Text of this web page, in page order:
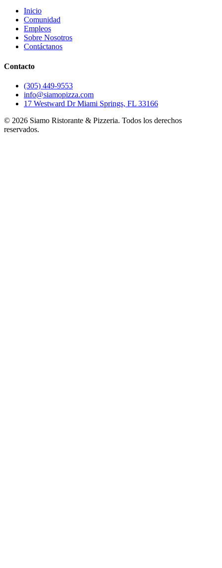
Inicio
Comunidad
Empleos
Sobre Nosotros
Contáctanos
Contacto
(305) 449-9553
info@siamopizza.com
17 Westward Dr Miami Springs, FL 33166
© 2026 Siamo Ristorante & Pizzeria. Todos los derechos
reservados.